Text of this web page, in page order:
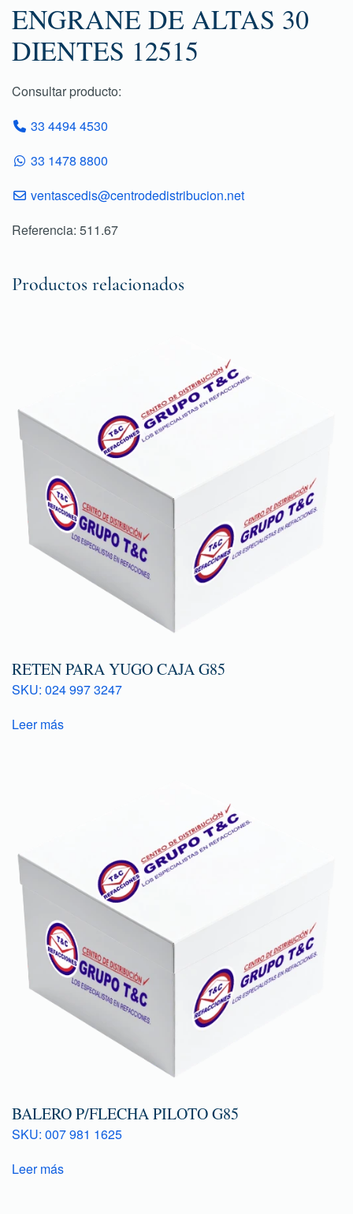
ENGRANE DE ALTAS 30
DIENTES 12515
Consultar producto:
33 4494 4530
33 1478 8800
ventascedis@centrodedistribucion.net
Referencia: 511.67
Productos relacionados
RETEN PARA YUGO CAJA G85
SKU: 024 997 3247
Leer más
BALERO P/FLECHA PILOTO G85
SKU: 007 981 1625
Leer más